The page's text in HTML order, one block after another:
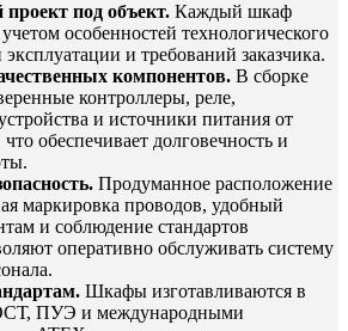
под объект. Каждый шкаф
учетом особенностей технологического
и требований заказчика.
компонентов. В сборке
контроллеры, реле,
и источники питания от
обеспечивает долговечность и
Продуманное расположение
маркировка проводов, удобный
и соблюдение стандартов
оперативно обслуживать систему
Шкафы изготавливаются в
ПУЭ и международными